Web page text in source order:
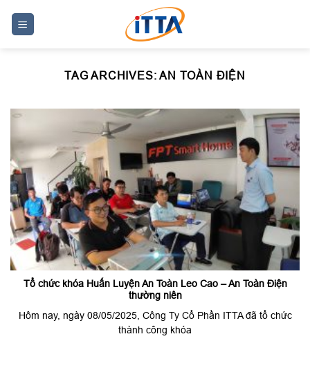
TAG ARCHIVES:AN TOÀN ĐIỆN
Tổ chức khóa Huấn Luyện An Toàn Leo Cao – An Toàn Điện
thường niên
Hôm nay, ngày 08/05/2025, Công Ty Cổ Phần ITTA đã tổ chức
thành công khóa